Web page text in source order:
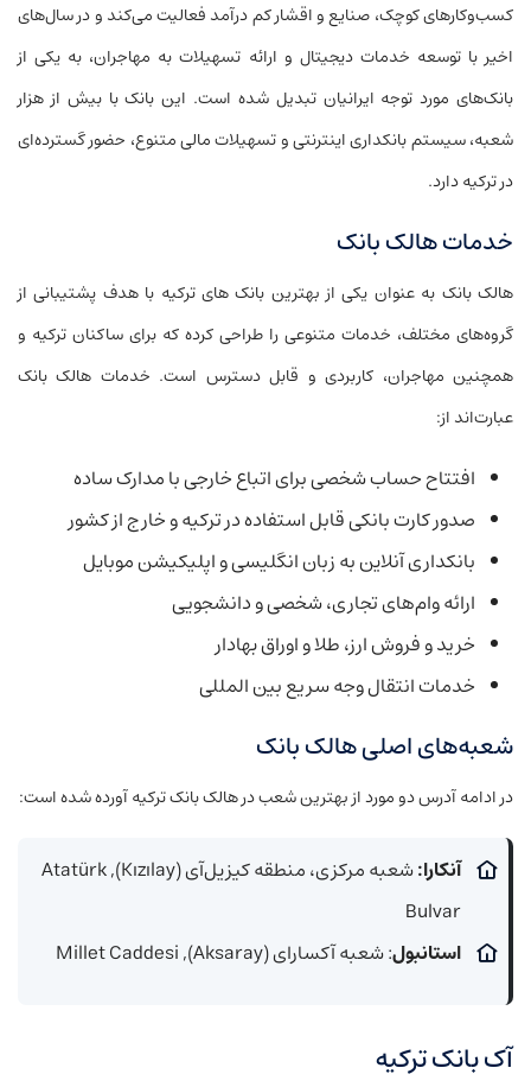
کسب‌وکارهای کوچک، صنایع و اقشار کم درآمد فعالیت می‌کند و در سال‌های
اخیر با توسعه خدمات دیجیتال و ارائه تسهیلات به مهاجران، به یکی از
بانک‌های مورد توجه ایرانیان تبدیل شده است. این بانک با بیش از هزار
شعبه، سیستم بانکداری اینترنتی و تسهیلات مالی متنوع، حضور گسترده‌ای
در ترکیه دارد.
خدمات هالک بانک
هالک بانک به عنوان یکی از بهترین بانک‌ های ترکیه با هدف پشتیبانی از
گروه‌های مختلف، خدمات متنوعی را طراحی کرده که برای ساکنان ترکیه و
همچنین مهاجران، کاربردی و قابل دسترس است. خدمات هالک بانک
عبارت‌اند از:
افتتاح حساب شخصی برای اتباع خارجی با مدارک ساده
صدور کارت بانکی قابل استفاده در ترکیه و خارج از کشور
بانکداری آنلاین به زبان انگلیسی و اپلیکیشن موبایل
ارائه وام‌های تجاری، شخصی و دانشجویی
خرید و فروش ارز، طلا و اوراق بهادار
خدمات انتقال وجه سریع بین المللی
شعبه‌های اصلی هالک بانک
در ادامه آدرس دو مورد از بهترین شعب در هالک بانک ترکیه آورده شده است:
آنکارا:
شعبه مرکزی، منطقه کیزیل‌آی (Kızılay), Atatürk
Bulvar
استانبول: شعبه آکسارای (Aksaray), Millet Caddesi
آک بانک ترکیه